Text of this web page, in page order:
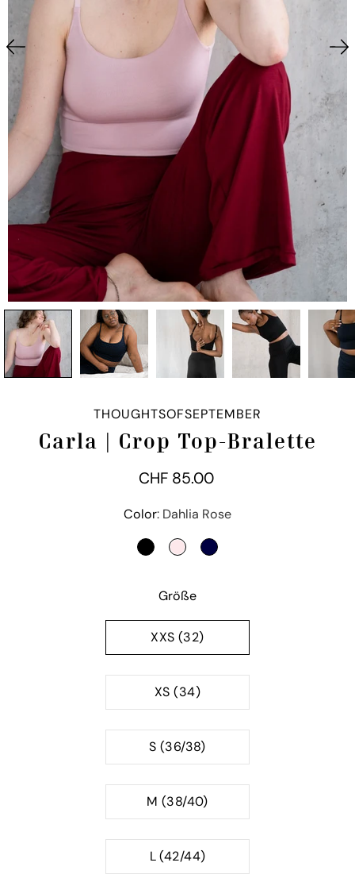
THOUGHTSOFSEPTEMBER
Carla | Crop Top-Bralette
CHF 85.00
Color Dahlia Rose
SCHWARZDAHLIA ROSE
NIGHT BLUE
Größe
XXS (32)
XS (34)
S (36/38)
M (38/40)
L (42/44)
Variante auswählen